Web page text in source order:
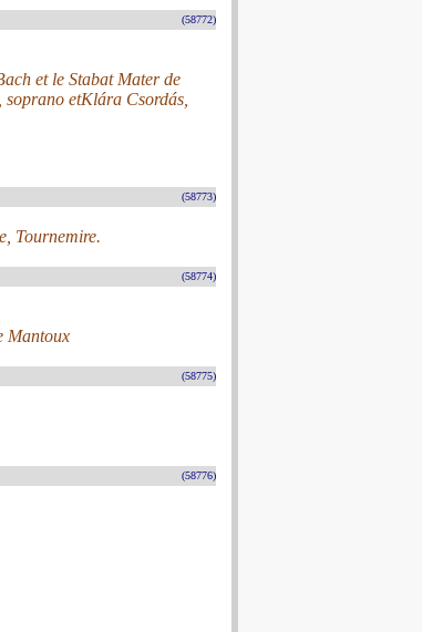
(58772)
et le Stabat Mater de
etKlára Csordás,
(58773)
Tournemire.
(58774)
Mantoux
(58775)
(58776)